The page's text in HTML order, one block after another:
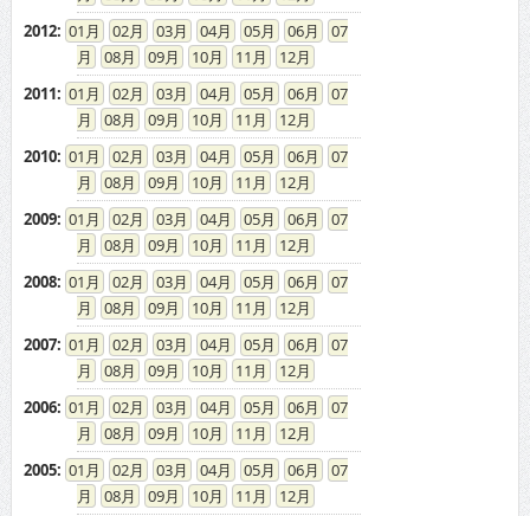
2012: 01 02 03 04 05 06
07
08
09 10 11
12
2011: 01 02 03 04 05 06
07
08
09 10 11
12
2010: 01 02 03 04 05 06
07
08
09 10 11
12
2009: 01 02 03 04 05 06
07
08
09 10 11
12
2008: 01 02 03 04 05 06
07
08
09 10 11
12
2007: 01 02 03 04 05 06
07
08
09 10 11
12
2006: 01 02 03 04 05 06
07
08
09 10 11
12
2005: 01 02 03 04 05 06
07
08
09 10 11
12